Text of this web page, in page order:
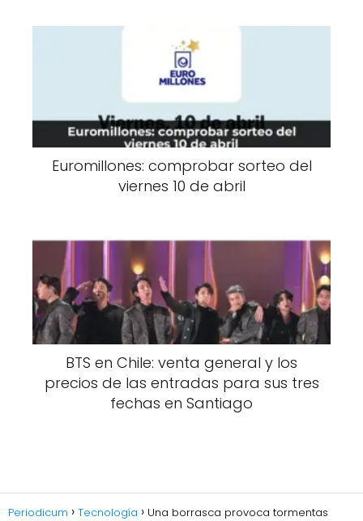
Euromillones: comprobar sorteo del
viernes 10 de abril
BTS en Chile: venta general y los
precios de las entradas para sus tres
fechas en Santiago
Periodicum Tecnología Una borrasca provoca tormentas